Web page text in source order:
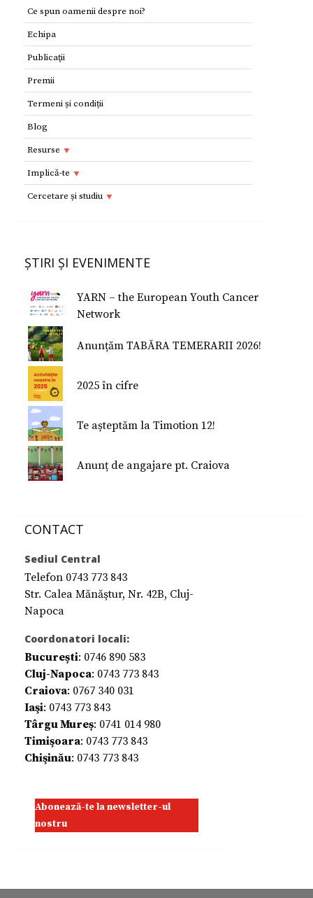
Ce spun oamenii despre noi?
Echipa
Publicaţii
Premii
Termeni și condiții
Blog
Resurse
Resurse
Adolescenţi şi tineri
Formularul E 112
Implică-te
Implică-te
Donează
Cercetare și studiu
Conferinţe Medicale
Studiu Temerarii
Nu Mi-e Frică!
ȘTIRI ȘI EVENIMENTE
YARN – the European Youth Cancer
Network
Anunțăm TABĂRA TEMERARII 2026!
2025 în cifre
Te așteptăm la Timotion 12!
Anunț de angajare pt. Craiova
CONTACT
Sediul Central
Telefon 0743 773 843
Str. Calea Mănăştur, Nr. 42B, Cluj-
Napoca
Coordonatori locali:
București: 0746 890 583
Cluj-Napoca: 0743 773 843
Craiova: 0767 340 031
Iaşi: 0743 773 843
Târgu Mureș: 0741 014 980
Timişoara: 0743 773 843
Chişinău: 0743 773 843
Abonează-te la newsletter-ul
nostru